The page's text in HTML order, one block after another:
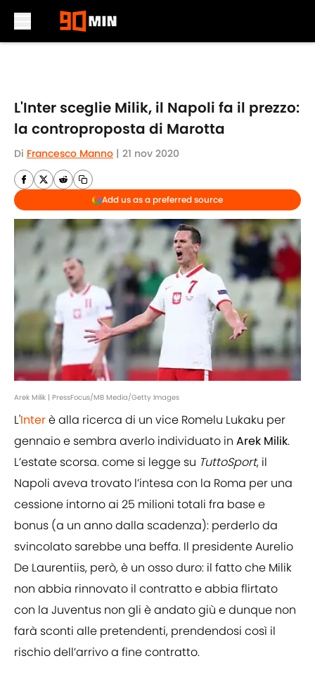
L'Inter sceglie Milik, il Napoli fa il prezzo:
la controproposta di Marotta
Di Francesco Manno | 21 nov 2020
Add us as a preferred source
Arek Milik | PressFocus/MB Media/Getty Images
L'Interè alla ricerca di un vice Romelu Lukaku per
gennaio e sembra averlo individuato in Arek Milik.
L’estate scorsa. come si legge su TuttoSport, il
Napoli aveva trovato l’intesa con la Roma per una
cessione intorno ai 25 milioni totali fra base e
bonus (a un anno dalla scadenza): perderlo da
svincolato sarebbe una beffa. Il presidente Aurelio
De Laurentiis, però, è un osso duro: il fatto che Milik
non abbia rinnovato il contratto e abbia flirtato
con la Juventus non gli è andato giù e dunque non
farà sconti alle pretendenti, prendendosi così il
rischio dell’arrivo a fine contratto.